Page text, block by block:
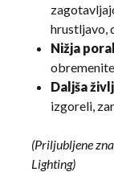
hrustljavo,
Nižja
Daljša
izgoreli,
(Priljubljene
Lighting)